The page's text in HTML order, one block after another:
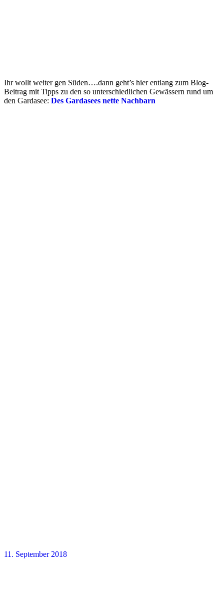
Ihr wollt weiter gen Süden….dann geht’s hier entlang zum Blog-
Beitrag mit Tipps zu den so unterschiedlichen Gewässern rund um
den Gardasee: Des Gardasees nette Nachbarn
11. September 2018